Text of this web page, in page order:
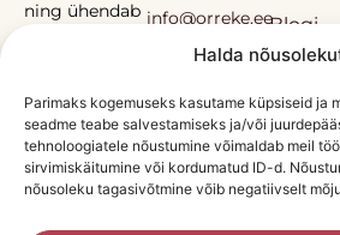
Halda
Parimaks kogemuseks kasutame küpsiseid ja
seadme teabe salvestamiseks ja/või
tehnoloogiatele nõustumine võimaldab meil
sirvimiskäitumine või kordumatud ID-d.
nõusoleku tagasivõtmine võib negatiivselt
ning ühendab
Örrekese
õpitoad ja neis
kasutatav
metoodika on
info@orreke.ee
OÜ
Blogi
E-pood